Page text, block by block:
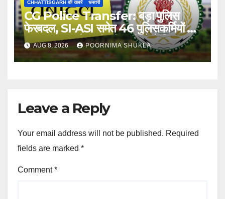
CHHATTISGARH की खबरें धमतरी
CG Police Transfer: बड़ा पुलिस
फेरबदल, SI-ASI समेत 46 पुलिसकर्मियों का
तबादला, SP ने जारी की सूची, देखें लिस्ट…
AUG 8, 2026 POORNIMA SHUKLA
Leave a Reply
Your email address will not be published. Required
fields are marked *
Comment*